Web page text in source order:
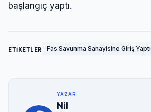
başlangıç yaptı.
ETİKETLER Fas Savunma Sanayisine Giriş Yaptı
YAZAR
Nil